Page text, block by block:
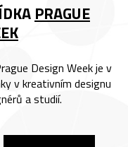
PRAGUE
Design Week je v
v kreativním designu
a studií.